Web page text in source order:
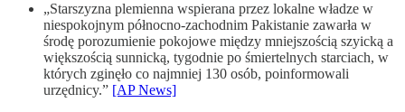
„Starszyzna plemienna wspierana przez lokalne władze w
niespokojnym północno-zachodnim Pakistanie zawarła w
środę porozumienie pokojowe między mniejszością szyicką a
większością sunnicką, tygodnie po śmiertelnych starciach, w
których zginęło co najmniej 130 osób, poinformowali
urzędnicy.” [AP News]